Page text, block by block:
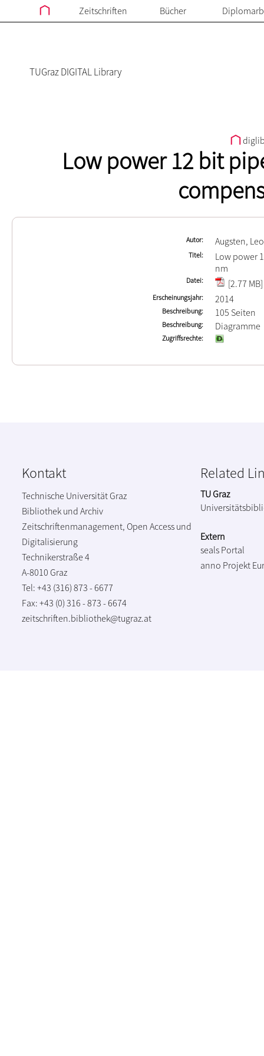
Zeitschriften Bücher
TUGraz DIGITAL Library
Low power 12 bit
Autor Augsten,
Titel
Low power
nm
Datei [2.77 MB]
Erscheinungsjahr 2014
Beschreibung 105 Seiten
Beschreibung Diagramme
Zugriffsrechte
Kontakt
Technische Universität Graz
Bibliothek und Archiv
Zeitschriftenmanagement, Open Access und
Digitalisierung
Technikerstraße 4
A-8010 Graz
Tel: +43 (316) 873 - 6677
Fax: +43 (0) 316 - 873 - 6674
zeitschriften.bibliothek@tugraz.at
Related
TU Graz
Extern
seals Portal
anno Projekt